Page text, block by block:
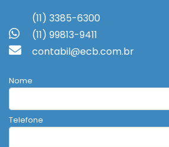
(11) 3385-6300
(11) 99813-9411
contabil@ecb.com.br
Nome
Telefone